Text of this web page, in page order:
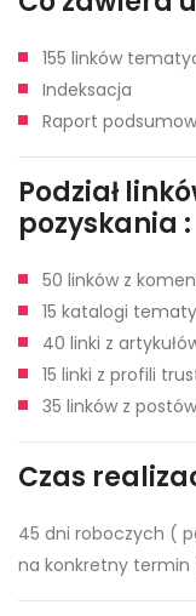
155 linków
Indeksacja
Raport
Podział
pozyskania :
50 linków z
15 katalogi
40 linki z
15 linki z profili
35 linków z
Czas
45 dni roboczych (
na konkretny termin